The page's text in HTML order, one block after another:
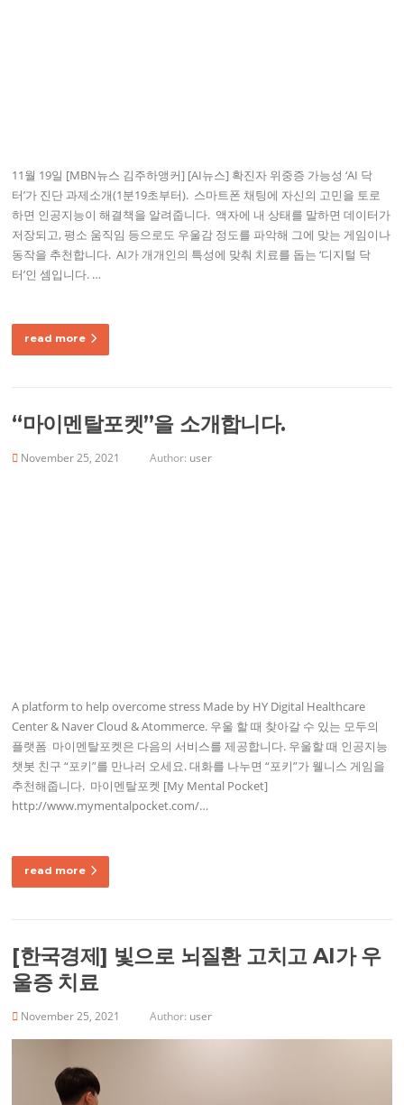
11월 19일 [MBN뉴스 김주하앵커] [AI뉴스] 확진자 위중증 가능성 ‘AI 닥
터’가 진단 과제소개(1분19초부터). ​ 스마트폰 채팅에 자신의 고민을 토로
하면 인공지능이 해결책을 알려줍니다. ​ 액자에 내 상태를 말하면 데이터가
저장되고, 평소 움직임 등으로도 우울감 정도를 파악해 그에 맞는 게임이나
동작을 추천합니다. ​ AI가 개개인의 특성에 맞춰 치료를 돕는 ‘디지털 닥
터’인 셈입니다. ​…
read more
“마이멘탈포켓”을 소개합니다.
November 25, 2021 Author: user
A platform to help overcome stress Made by HY Digital Healthcare
Center & Naver Cloud & Atommerce. 우울 할 때 찾아갈 수 있는 모두의
플랫폼 ​ 마이멘탈포켓은 다음의 서비스를 제공합니다. 우울할 때 인공지능
챗봇 친구 “포키”를 만나러 오세요. 대화를 나누면 “포키”가 웰니스 게임을
추천해줍니다. ​ 마이멘탈포켓 [My Mental Pocket]
http://www.mymentalpocket.com/…
read more
[한국경제] 빛으로 뇌질환 고치고 AI가 우
울증 치료
November 25, 2021 Author: user